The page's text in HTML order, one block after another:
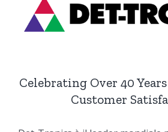
Celebrating Over 40
Customer